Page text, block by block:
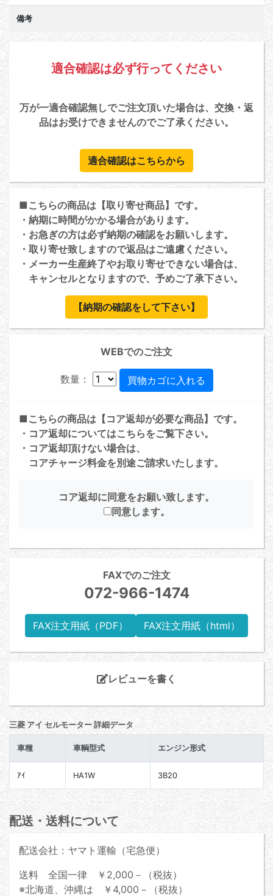
備考
適合確認は必ず行ってください
万が一適合確認無しでご注文頂いた場合は、交換・返
品はお受けできませんのでご了承ください。
適合確認はこちらから
■こちらの商品は【取り寄せ商品】です。
・納期に時間がかかる場合があります。
・お急ぎの方は必ず納期の確認をお願いします。
・取り寄せ致しますので返品はご遠慮ください。
・メーカー生産終了やお取り寄せできない場合は、
キャンセルとなりますので、予めご了承下さい。
【納期の確認をして下さい】
WEBでのご注文
数量：
■こちらの商品は【コア返却が必要な商品】です。
・コア返却についてはこちらをご覧下さい。
・コア返却頂けない場合は、
コアチャージ料金を別途ご請求いたします。
コア返却に同意をお願い致します。
同意します。
FAXでのご注文
072-966-1474
FAX注文用紙（PDF） FAX注文用紙（html）
レビューを書く
三菱 アイ セルモーター 詳細データ
車種 車輌型式 エンジン形式
ｱｲ HA1W 3B20
配送・送料について
配送会社：ヤマト運輸（宅急便）
送料 全国一律 ￥2,000－（税抜）
※北海道、沖縄は ￥4,000－（税抜）